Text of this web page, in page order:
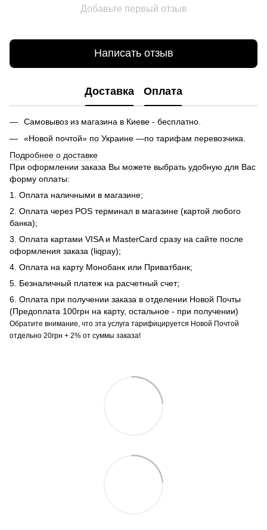
Добавьте первый отзыв
Написать отзыв
Доставка Оплата
Самовывоз из магазина в Киеве - бесплатно.
«Новой почтой» по Украине —по тарифам перевозчика.
Подробнее о доставке
При оформлении заказа Вы можете выбрать удобную для Вас
форму оплаты:
1. Оплата наличными в магазине;
2. Оплата через POS терминал в магазине (картой любого
банка);
3. Оплата картами VISA и MasterCard сразу на сайте после
оформления заказа (liqpay);
4. Оплата на карту Монобанк или Приватбанк;
5. Безналичный платеж на расчетный счет;
6. Оплата при получении заказа в отделении Новой Почты
(Предоплата 100грн на карту, остальное - при получении)
Обратите внимание, что эта услуга тарифицируется Новой Почтой
отдельно 20грн + 2% от суммы заказа!